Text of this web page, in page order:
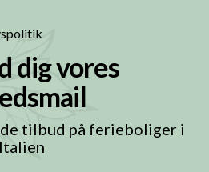
dig vores
tilbud på ferieboliger i
Italien